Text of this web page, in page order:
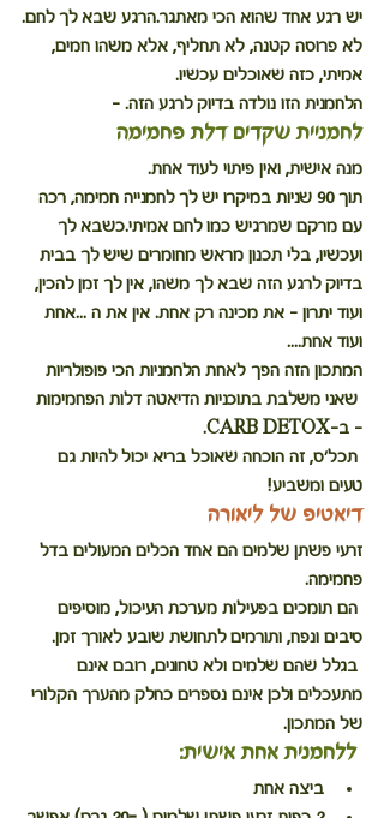
יש רגע אחד שהוא הכי מאתגר.הרגע שבא לך לחם.
לא פרוסה קטנה, לא תחליף, אלא משהו חמים,
אמיתי, כזה שאוכלים עכשיו.
הלחמנית הזו נולדה בדיוק לרגע הזה. -
לחמניית שקדים דלת פחמימה
מנה אישית, ואין פיתוי לעוד אחת.
תוך 90 שניות במיקרו יש לך לחמנייה חמימה, רכה
עם מרקם שמרגיש כמו לחם אמיתי.כשבא לך
ועכשיו, בלי תכנון מראש מחומרים שיש לך בבית
בדיוק לרגע הזה שבא לך משהו, אין לך זמן להכין,
ועוד יתרון - את מכינה רק אחת. אין את ה ...אחת
ועוד אחת....
המתכון הזה הפך לאחת הלחמניות הכי פופולריות
שאני משלבת בתוכניות הדיאטה דלות הפחמימות
- ב-CARB DETOX.
תכל'ס, זה הוכחה שאוכל בריא יכול להיות גם
טעים ומשביע!
דיאטיפ של ליאורה
זרעי פשתן שלמים הם אחד הכלים המעולים בדל
פחמימה.
הם תומכים בפעילות מערכת העיכול, מוסיפים
סיבים ונפח, ותורמים לתחושת שובע לאורך זמן.
בגלל שהם שלמים ולא טחונים, רובם אינם
מתעכלים ולכן אינם נספרים כחלק מהערך הקלורי
של המתכון.
ללחמנית אחת אישית:
ביצה אחת